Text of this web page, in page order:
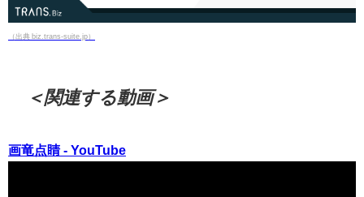
（出典 biz.trans-suite.jp）
＜関連する動画＞
画竜点睛 - YouTube